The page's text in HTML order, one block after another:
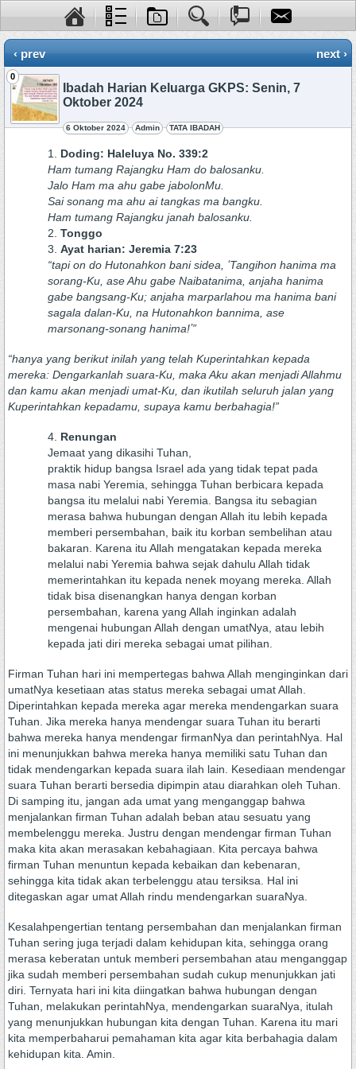
‹ prev next ›
0
Ibadah Harian Keluarga GKPS: Senin, 7
Oktober 2024
6 Oktober 2024 Admin TATA IBADAH
Doding: Haleluya No. 339:2
Ham tumang Rajangku Ham do balosanku.
Jalo Ham ma ahu gabe jabolonMu.
Sai sonang ma ahu ai tangkas ma bangku.
Ham tumang Rajangku janah balosanku.
Tonggo
Ayat harian: Jeremia 7:23
“tapi on do Hutonahkon bani sidea, ʻTangihon hanima ma
sorang-Ku, ase Ahu gabe Naibatanima, anjaha hanima
gabe bangsang-Ku; anjaha marparlahou ma hanima bani
sagala dalan-Ku, na Hutonahkon bannima, ase
marsonang-sonang hanima!ʼ”
“hanya yang berikut inilah yang telah Kuperintahkan kepada
mereka: Dengarkanlah suara-Ku, maka Aku akan menjadi Allahmu
dan kamu akan menjadi umat-Ku, dan ikutilah seluruh jalan yang
Kuperintahkan kepadamu, supaya kamu berbahagia!”
Renungan
Jemaat yang dikasihi Tuhan,
praktik hidup bangsa Israel ada yang tidak tepat pada
masa nabi Yeremia, sehingga Tuhan berbicara kepada
bangsa itu melalui nabi Yeremia. Bangsa itu sebagian
merasa bahwa hubungan dengan Allah itu lebih kepada
memberi persembahan, baik itu korban sembelihan atau
bakaran. Karena itu Allah mengatakan kepada mereka
melalui nabi Yeremia bahwa sejak dahulu Allah tidak
memerintahkan itu kepada nenek moyang mereka. Allah
tidak bisa disenangkan hanya dengan korban
persembahan, karena yang Allah inginkan adalah
mengenai hubungan Allah dengan umatNya, atau lebih
kepada jati diri mereka sebagai umat pilihan.
Firman Tuhan hari ini mempertegas bahwa Allah menginginkan dari
umatNya kesetiaan atas status mereka sebagai umat Allah.
Diperintahkan kepada mereka agar mereka mendengarkan suara
Tuhan. Jika mereka hanya mendengar suara Tuhan itu berarti
bahwa mereka hanya mendengar firmanNya dan perintahNya. Hal
ini menunjukkan bahwa mereka hanya memiliki satu Tuhan dan
tidak mendengarkan kepada suara ilah lain. Kesediaan mendengar
suara Tuhan berarti bersedia dipimpin atau diarahkan oleh Tuhan.
Di samping itu, jangan ada umat yang menganggap bahwa
menjalankan firman Tuhan adalah beban atau sesuatu yang
membelenggu mereka. Justru dengan mendengar firman Tuhan
maka kita akan merasakan kebahagiaan. Kita percaya bahwa
firman Tuhan menuntun kepada kebaikan dan kebenaran,
sehingga kita tidak akan terbelenggu atau tersiksa. Hal ini
ditegaskan agar umat Allah rindu mendengarkan suaraNya.
Kesalahpengertian tentang persembahan dan menjalankan firman
Tuhan sering juga terjadi dalam kehidupan kita, sehingga orang
merasa keberatan untuk memberi persembahan atau menganggap
jika sudah memberi persembahan sudah cukup menunjukkan jati
diri. Ternyata hari ini kita diingatkan bahwa hubungan dengan
Tuhan, melakukan perintahNya, mendengarkan suaraNya, itulah
yang menunjukkan hubungan kita dengan Tuhan. Karena itu mari
kita memperbaharui pemahaman kita agar kita berbahagia dalam
kehidupan kita. Amin.